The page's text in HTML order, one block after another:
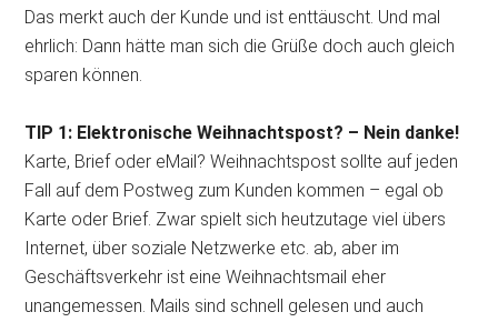
Das merkt auch der Kunde und ist enttäuscht. Und mal
ehrlich: Dann hätte man sich die Grüße doch auch gleich
sparen können.
TIP 1: Elektronische Weihnachtspost? – Nein danke!
Karte, Brief oder eMail? Weihnachtspost sollte auf jeden
Fall auf dem Postweg zum Kunden kommen – egal ob
Karte oder Brief. Zwar spielt sich heutzutage viel übers
Internet, über soziale Netzwerke etc. ab, aber im
Geschäftsverkehr ist eine Weihnachtsmail eher
unangemessen. Mails sind schnell gelesen und auch